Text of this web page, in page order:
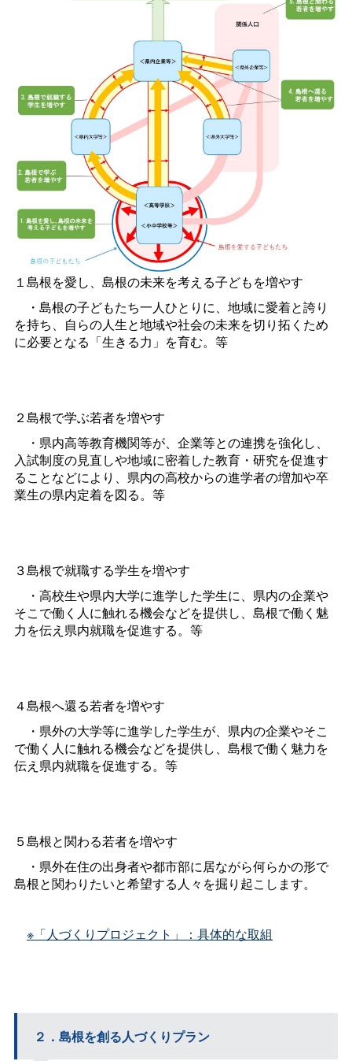
１島根を愛し、島根の未来を考える子どもを増やす
・島根の子どもたち一人ひとりに、地域に愛着と誇り
を持ち、自らの人生と地域や社会の未来を切り拓くため
に必要となる「生きる力」を育む。等
２島根で学ぶ若者を増やす
・県内高等教育機関等が、企業等との連携を強化し、
入試制度の見直しや地域に密着した教育・研究を促進す
ることなどにより、県内の高校からの進学者の増加や卒
業生の県内定着を図る。等
３島根で就職する学生を増やす
・高校生や県内大学に進学した学生に、県内の企業や
そこで働く人に触れる機会などを提供し、島根で働く魅
力を伝え県内就職を促進する。等
４島根へ還る若者を増やす
・県外の大学等に進学した学生が、県内の企業やそこ
で働く人に触れる機会などを提供し、島根で働く魅力を
伝え県内就職を促進する。等
５島根と関わる若者を増やす
・県外在住の出身者や都市部に居ながら何らかの形で
島根と関わりたいと希望する人々を掘り起こします。
※「人づくりプロジェクト」：具体的な取組
２．島根を創る人づくりプラン